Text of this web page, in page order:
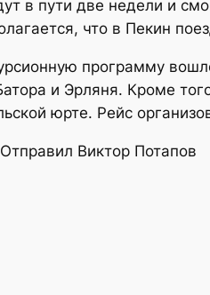
в пути две недели и
что в Пекин
программу
и Эрляня. Кроме
юрте. Рейс
Отправил Виктор Потапов